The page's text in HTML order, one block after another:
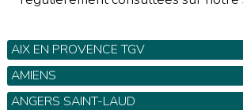
AIX EN PROVENCE TGV
AMIENS
ANGERS SAINT-LAUD